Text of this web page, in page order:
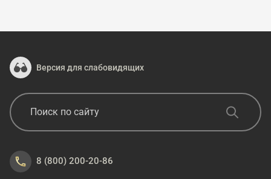
Версия для слабовидящих
8 (800) 200-20-86